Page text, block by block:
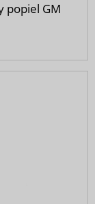
popiel GM